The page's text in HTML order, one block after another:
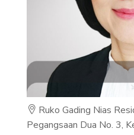
Ruko Gading Nias
Pegangsaan Dua No. 3,